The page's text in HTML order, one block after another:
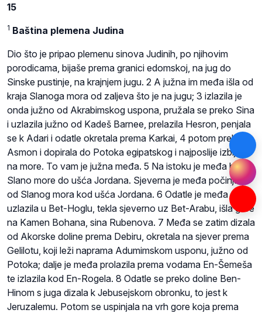
15
1 Baština plemena Judina
Dio što je pripao plemenu sinova Judinih, po njihovim
porodicama, bijaše prema granici edomskoj, na jug do
Sinske pustinje, na krajnjem jugu. 2 A južna im međa išla od
kraja Slanoga mora od zaljeva što je na jugu; 3 izlazila je
onda južno od Akrabimskog uspona, pružala se preko Sina
i uzlazila južno od Kadeš Barnee, prelazila Hesron, penjala
se k Adari i odatle okretala prema Karkai, 4 potom prelazila
Asmon i dopirala do Potoka egipatskog i najposlije izbijala
na more. To vam je južna međa. 5 Na istoku je međa bila:
Slano more do ušća Jordana. Sjeverna je međa počinjala
od Slanog mora kod ušća Jordana. 6 Odatle je međa
uzlazila u Bet-Hoglu, tekla sjeverno uz Bet-Arabu, išla gore
na Kamen Bohana, sina Rubenova. 7 Međa se zatim dizala
od Akorske doline prema Debiru, okretala na sjever prema
Gelilotu, koji leži naprama Adumimskom usponu, južno od
Potoka; dalje je međa prolazila prema vodama En-Šemeša
te izlazila kod En-Rogela. 8 Odatle se preko doline Ben-
Hinom s juga dizala k Jebusejskom obronku, to jest k
Jeruzalemu. Potom se uspinjala na vrh gore koja prema